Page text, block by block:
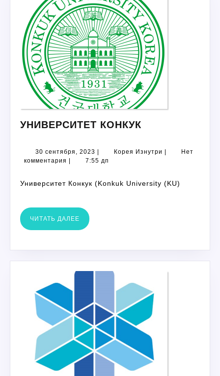
УНИВЕРСИТЕТ КОНКУК
30 сентября, 2023 30
сентября,
Корея Изнутри Корея Нет
комментария
7:55 дп
Университет Конкук (Konkuk University (KU)
ЧИТАТЬ ДАЛЕЕ ЧИТАТЬ
ДАЛЕЕ